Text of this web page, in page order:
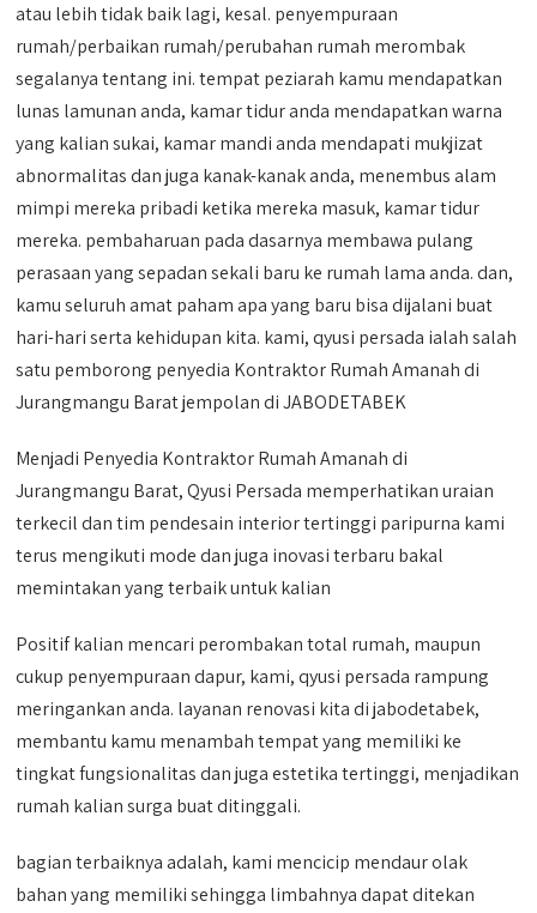
atau lebih tidak baik lagi, kesal. penyempuraan
rumah/perbaikan rumah/perubahan rumah merombak
segalanya tentang ini. tempat peziarah kamu mendapatkan
lunas lamunan anda, kamar tidur anda mendapatkan warna
yang kalian sukai, kamar mandi anda mendapati mukjizat
abnormalitas dan juga kanak-kanak anda, menembus alam
mimpi mereka pribadi ketika mereka masuk, kamar tidur
mereka. pembaharuan pada dasarnya membawa pulang
perasaan yang sepadan sekali baru ke rumah lama anda. dan,
kamu seluruh amat paham apa yang baru bisa dijalani buat
hari-hari serta kehidupan kita. kami, qyusi persada ialah salah
satu pemborong penyedia Kontraktor Rumah Amanah di
Jurangmangu Barat jempolan di JABODETABEK
Menjadi Penyedia Kontraktor Rumah Amanah di
Jurangmangu Barat, Qyusi Persada memperhatikan uraian
terkecil dan tim pendesain interior tertinggi paripurna kami
terus mengikuti mode dan juga inovasi terbaru bakal
memintakan yang terbaik untuk kalian
Positif kalian mencari perombakan total rumah, maupun
cukup penyempuraan dapur, kami, qyusi persada rampung
meringankan anda. layanan renovasi kita di jabodetabek,
membantu kamu menambah tempat yang memiliki ke
tingkat fungsionalitas dan juga estetika tertinggi, menjadikan
rumah kalian surga buat ditinggali.
bagian terbaiknya adalah, kami mencicip mendaur olak
bahan yang memiliki sehingga limbahnya dapat ditekan